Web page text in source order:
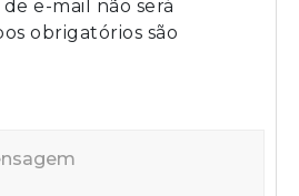
e-mail não será
obrigatórios são